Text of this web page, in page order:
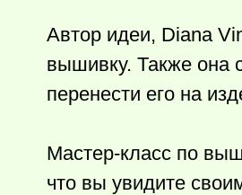
Автор идеи, Diana
вышивку. Также она
перенести его на
Мастер-класс по
что вы увидите